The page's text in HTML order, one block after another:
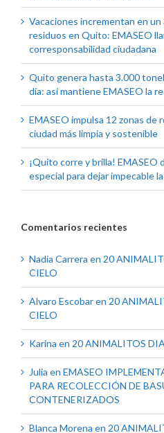
Vacaciones incrementan en
residuos en Quito: EMASEO
corresponsabilidad ciudadana
Quito genera hasta 3.000
día: así mantiene EMASEO la
EMASEO impulsa 12 zonas de
ciudad más limpia y sostenible
¡Quito corre y brilla! EMASEO
especial para dejar impecable
Comentarios recientes
Nadia Carrera en 20
CIELO
Alvaro Escobaren 20
CIELO
Karina en 20 ANIMALITOS
Julia en EMASEO
PARA RECOLECCIÓN DE
CONTENERIZADOS
Blanca Morena en 20